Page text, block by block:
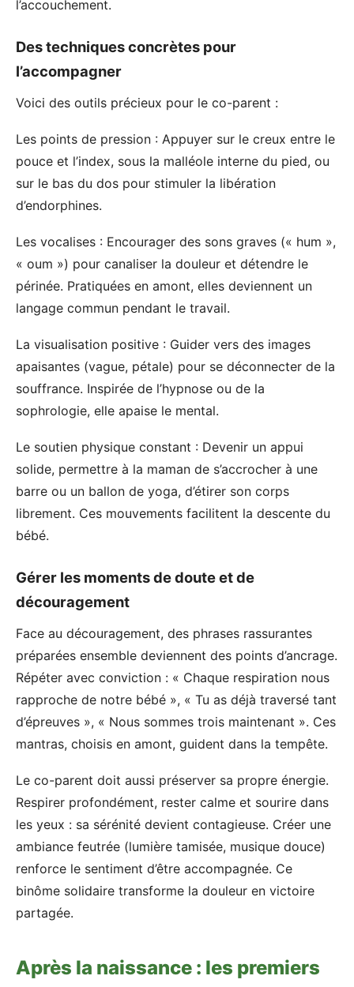
l’accouchement.
Des techniques concrètes pour
l’accompagner
Voici des outils précieux pour le co-parent :
Les points de pression : Appuyer sur le creux entre le
pouce et l’index, sous la malléole interne du pied, ou
sur le bas du dos pour stimuler la libération
d’endorphines.
Les vocalises : Encourager des sons graves (« hum »,
« oum ») pour canaliser la douleur et détendre le
périnée. Pratiquées en amont, elles deviennent un
langage commun pendant le travail.
La visualisation positive : Guider vers des images
apaisantes (vague, pétale) pour se déconnecter de la
souffrance. Inspirée de l’hypnose ou de la
sophrologie, elle apaise le mental.
Le soutien physique constant : Devenir un appui
solide, permettre à la maman de s’accrocher à une
barre ou un ballon de yoga, d’étirer son corps
librement. Ces mouvements facilitent la descente du
bébé.
Gérer les moments de doute et de
découragement
Face au découragement, des phrases rassurantes
préparées ensemble deviennent des points d’ancrage.
Répéter avec conviction : « Chaque respiration nous
rapproche de notre bébé », « Tu as déjà traversé tant
d’épreuves », « Nous sommes trois maintenant ». Ces
mantras, choisis en amont, guident dans la tempête.
Le co-parent doit aussi préserver sa propre énergie.
Respirer profondément, rester calme et sourire dans
les yeux : sa sérénité devient contagieuse. Créer une
ambiance feutrée (lumière tamisée, musique douce)
renforce le sentiment d’être accompagnée. Ce
binôme solidaire transforme la douleur en victoire
partagée.
Après la naissance : les premiers